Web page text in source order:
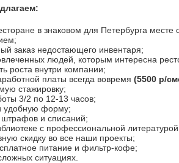
в знаковом для Петербурга
заказ недостающего инвентаря;
людей, которым интересна
роста внутри компании;
платы всегда вовремя (5500 р/
стажировку;
3/2 по 12-13 часов;
удобную форму;
штрафов и списаний;
с профессиональной
скидку во все наши проекты;
питание и фильтр-кофе;
ситуациях.